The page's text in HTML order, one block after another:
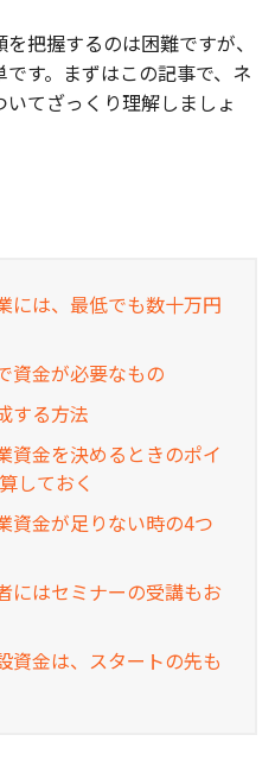
把握するのは困難ですが、
す。まずはこの記事で、ネ
てざっくり理解しましょ
には、最低でも数十万円
資金が必要なもの
する方法
資金を決めるときのポイ
しておく
資金が足りない時の4つ
にはセミナーの受講もお
資金は、スタートの先も